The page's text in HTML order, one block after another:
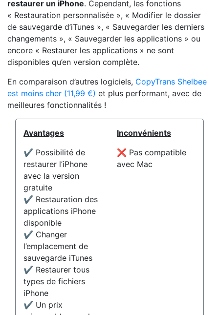
restaurer un iPhone. Cependant, les fonctions
« Restauration personnalisée », « Modifier le dossier
de sauvegarde d’iTunes », « Sauvegarder les derniers
changements », « Sauvegarder les applications » ou
encore « Restaurer les applications » ne sont
disponibles qu’en version complète.
En comparaison d’autres logiciels, CopyTrans Shelbee
est moins cher (11,99 €) et plus performant, avec de
meilleures fonctionnalités !
Avantages
✔️ Possibilité de
restaurer l’iPhone
avec la version
gratuite
✔️ Restauration des
applications iPhone
disponible
✔️ Changer
l’emplacement de
sauvegarde iTunes
✔️ Restaurer tous
types de fichiers
iPhone
✔️ Un prix
Inconvénients
❌ Pas compatible
avec Mac